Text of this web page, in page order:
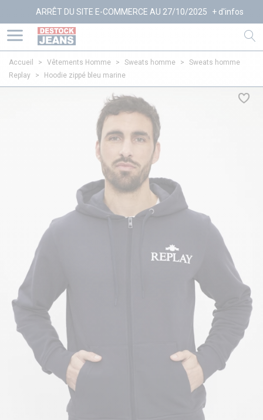
ARRÊT DU SITE E-COMMERCE AU 27/10/2025 + d'infos
Accueil > Vêtements Homme > Sweats homme >
Sweats homme
Replay
> Hoodie zippé bleu marine